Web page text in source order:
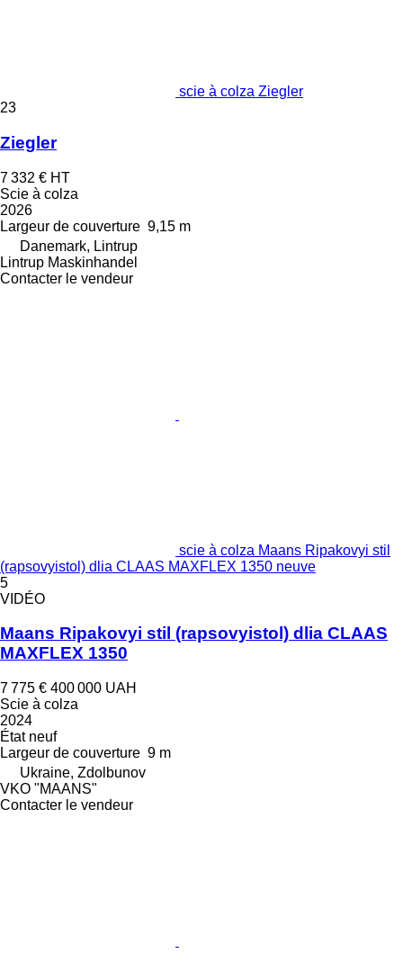
scie à colza Ziegler
23
Ziegler
7 332 € HT
Scie à colza
2026
Largeur de couverture 9,15 m
Danemark, Lintrup
Lintrup Maskinhandel
Contacter le vendeur
scie à colza Maans Ripakovyi stil
(rapsovyistol) dlia CLAAS MAXFLEX 1350 neuve
5
VIDÉO
Maans Ripakovyi stil (rapsovyistol) dlia CLAAS
MAXFLEX 1350
7 775 € 400 000 UAH
Scie à colza
2024
Étatneuf
Largeur de couverture 9 m
Ukraine, Zdolbunov
VKO "MAANS"
Contacter le vendeur